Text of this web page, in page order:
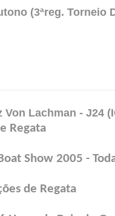
(3ªreg. Torneio
Von Lachman - J24
Regata
Show 2005 -
de Regata